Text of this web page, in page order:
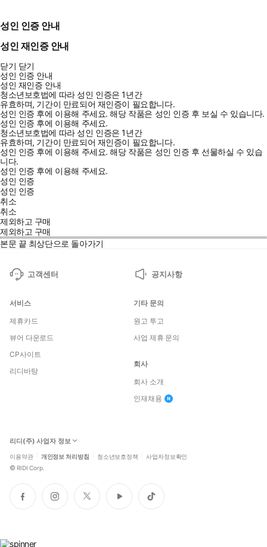
성인 인증 안내
성인 재인증 안내
닫기 닫기
성인 인증 안내
성인 재인증 안내
청소년보호법에 따라 성인 인증은 1년간
유효하며, 기간이 만료되어 재인증이 필요합니다.
성인 인증 후에 이용해 주세요.해당 작품은 성인 인증 후 보실 수 있습니다.
성인 인증 후에 이용해 주세요.
청소년보호법에 따라 성인 인증은 1년간
유효하며, 기간이 만료되어 재인증이 필요합니다.
성인 인증 후에 이용해 주세요.해당 작품은 성인 인증 후 선물하실 수 있습
니다.
성인 인증 후에 이용해 주세요.
성인 인증
성인 인증
취소
취소
제외하고 구매
제외하고 구매
본문 끝 최상단으로 돌아가기
고객센터 공지사항
서비스
제휴카드
뷰어 다운로드
CP사이트
리디바탕
기타 문의
원고 투고
사업 제휴 문의
회사
회사 소개
인재채용
리디(주) 사업자 정보
이용약관 개인정보 처리방침 청소년보호정책 사업자정보확인
© RIDI Corp.
페
이
인
스
트
위
유
튜
틱
톡